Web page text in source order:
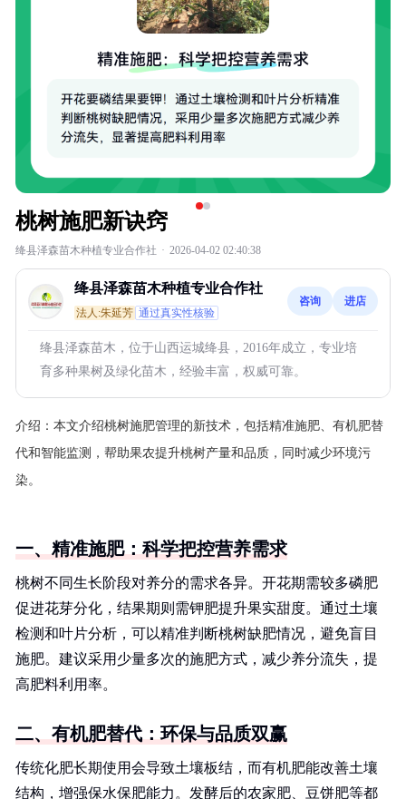
桃树施肥新诀窍
绛县泽森苗木种植专业合作社 · 2026-04-02 02:40:38
绛县泽森苗木种植专业合作社
法人:朱延芳 通过真实性核验
咨询 进店
绛县泽森苗木，位于山西运城绛县，2016年成立，专业培
育多种果树及绿化苗木，经验丰富，权威可靠。
介绍： 本文介绍桃树施肥管理的新技术，包括精准施肥、有机肥替
代和智能监测，帮助果农提升桃树产量和品质，同时减少环境污
染。
一、精准施肥：科学把控营养需求
桃树不同生长阶段对养分的需求各异。开花期需较多磷肥
促进花芽分化，结果期则需钾肥提升果实甜度。通过土壤
检测和叶片分析，可以精准判断桃树缺肥情况，避免盲目
施肥。建议采用少量多次的施肥方式，减少养分流失，提
高肥料利用率。
二、有机肥替代：环保与品质双赢
传统化肥长期使用会导致土壤板结，而有机肥能改善土壤
结构，增强保水保肥能力。发酵后的农家肥、豆饼肥等都